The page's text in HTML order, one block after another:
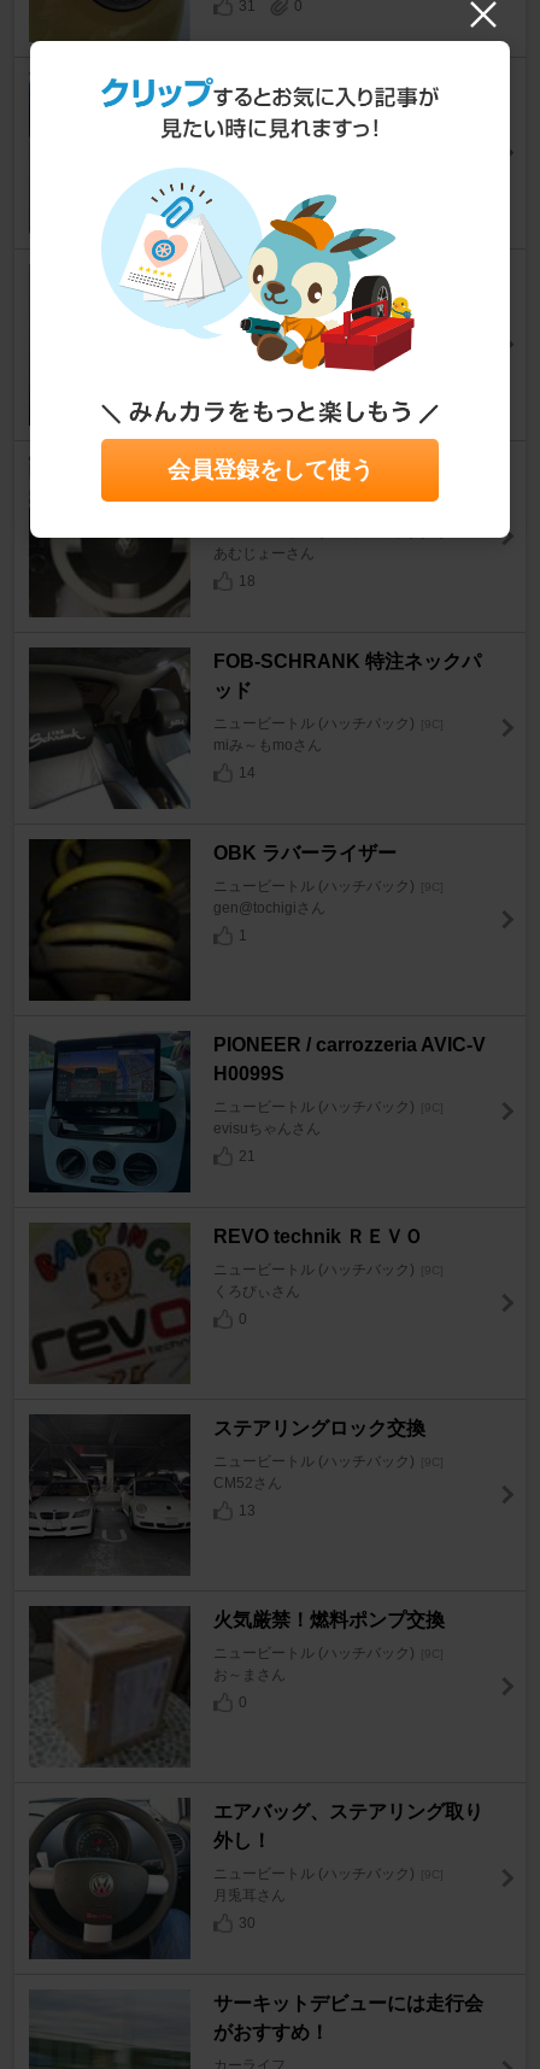
31
0
DIY カラードアグリップ
ニュービートル (ハッチバック)
たいぱぱ！さん
HALT グローブボックスキーカ
バー
ニュービートル (ハッチバック)
zeke 0さん
世界皮革 / 橋本商事 編み込み式
ハンドルカバー
あむじょーさん
18
FOB-SCHRANK 特注ネックパ
ッド
ニュービートル (ハッチバック) [9C]
miみ～もmoさん
14
OBK ラバーライザー
ニュービートル (ハッチバック) [9C]
gen@tochigiさん
1
PIONEER / carrozzeria AVIC-V
H0099S
ニュービートル (ハッチバック) [9C]
evisuちゃんさん
21
REVO technik ＲＥＶＯ
ニュービートル (ハッチバック) [9C]
くろびぃさん
0
ステアリングロック交換
ニュービートル (ハッチバック) [9C]
CM52さん
13
火気厳禁！燃料ポンプ交換
ニュービートル (ハッチバック) [9C]
お～まさん
0
エアバッグ、ステアリング取り
外し！
ニュービートル (ハッチバック) [9C]
月兎耳さん
30
サーキットデビューには走行会
がおすすめ！
カーライフ
会員登録をして使う